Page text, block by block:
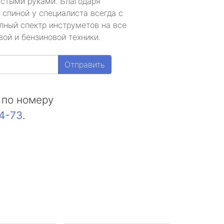
у специалиста всегда с
спектр инструметов на все
и бензиновой техники.
Отправить
номеру
73.